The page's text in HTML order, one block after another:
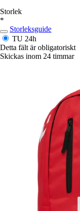
Storlek
*
Storleksguide
TU 24h
Detta fält är obligatoriskt
Skickas inom 24 timmar